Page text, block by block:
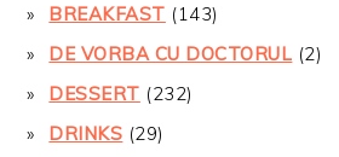
BREAKFAST (143)
DE VORBA CU DOCTORUL (2)
DESSERT (232)
DRINKS (29)